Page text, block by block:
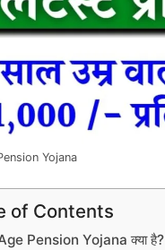
Yojana
of Contents
Pension Yojana क्या है?